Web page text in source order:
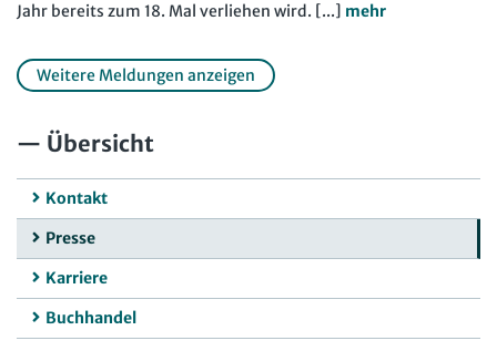
Jahr bereits zum 18. Mal verliehen wird. [...] mehr
Weitere Meldungen anzeigen
Übersicht
Kontakt
Presse
Karriere
Buchhandel